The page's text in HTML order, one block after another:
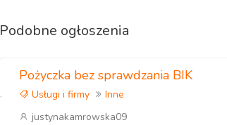
Podobne ogłoszenia
Pożyczka bez sprawdzania BIK
Usługi i firmy
Inne
justynakamrowska09